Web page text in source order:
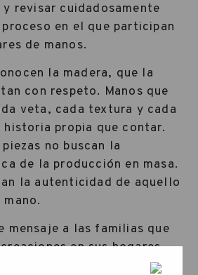
y revisar cuidadosamente
en el que participan
de manos.
la madera, que la
con respeto. Manos que
veta, cada textura y cada
historia propia que contar.
no buscan la
de la producción en masa.
la autenticidad de aquello
mensaje a las familias que
en sus hogares,
incorporado una tarjeta